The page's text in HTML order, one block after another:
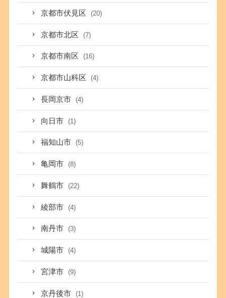
京都市伏見区 (20)
京都市北区 (7)
京都市南区 (16)
京都市山科区 (4)
長岡京市 (4)
向日市 (1)
福知山市 (5)
亀岡市 (8)
舞鶴市 (22)
綾部市 (4)
南丹市 (3)
城陽市 (4)
宮津市 (9)
京丹後市 (1)